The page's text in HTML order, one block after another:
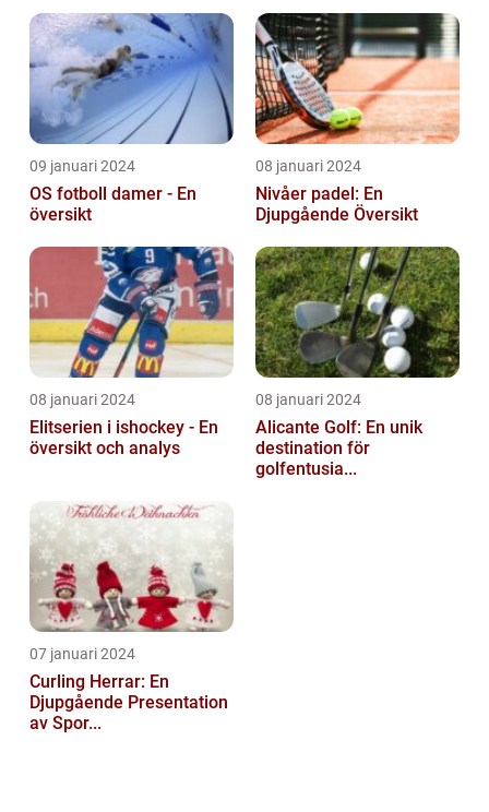
09 januari 2024
OS fotboll damer - En
översikt
08 januari 2024
Nivåer padel: En
Djupgående Översikt
08 januari 2024
Elitserien i ishockey - En
översikt och analys
08 januari 2024
Alicante Golf: En unik
destination för
golfentusia...
07 januari 2024
Curling Herrar: En
Djupgående Presentation
av Spor...